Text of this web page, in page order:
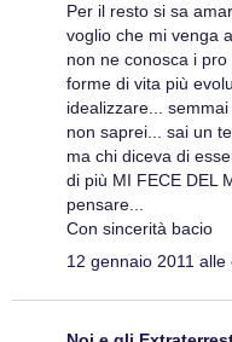
Per il resto si sa
voglio che mi venga
non ne conosca i
forme di vita più
idealizzare...
non saprei... sai un
ma chi diceva di
di più MI FECE DEL
pensare...
Con sincerità bacio
12 gennaio 2011 alle